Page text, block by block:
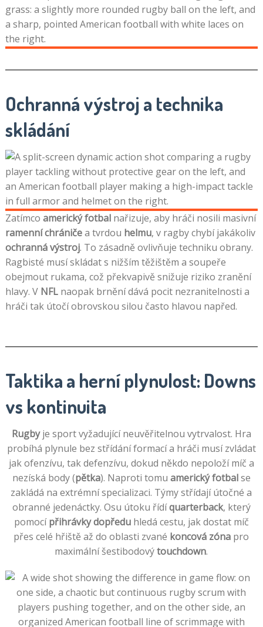
Ochranná výstroj a technika
skládání
Zatímco americký fotbalnařizuje, aby hráči nosili masivní
ramenní chráničea tvrdou helmu, v ragby chybí jakákoliv
ochranná výstroj. To zásadně ovlivňuje techniku obrany.
Ragbisté musí skládat s nižším těžištěm a soupeře
obejmout rukama, což překvapivě snižuje riziko zranění
hlavy. V NFLnaopak brnění dává pocit nezranitelnosti a
hráči tak útočí obrovskou silou často hlavou napřed.
Taktika a herní plynulost: Downs
vs kontinuita
Rugbyje sport vyžadující neuvěřitelnou vytrvalost. Hra
probíhá plynule bez střídání formací a hráči musí zvládat
jak ofenzívu, tak defenzívu, dokud někdo nepoloží míč a
nezíská body (pětka). Naproti tomu americký fotbalse
zakládá na extrémní specializaci. Týmy střídají útočné a
obranné jedenáctky. Osu útoku řídíquarterback, který
pomocípřihrávky dopředuhledá cestu, jak dostat míč
přes celé hřiště až do oblasti zvané koncová zóna pro
maximální šestibodovýtouchdown.